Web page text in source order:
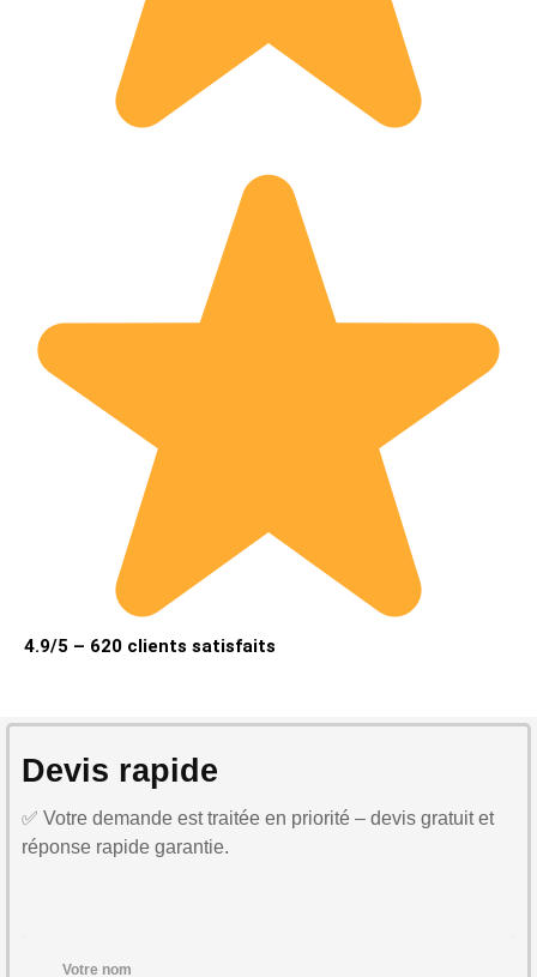
4.9/5 – 620 clients satisfaits
Devis rapide
✅ Votre demande est traitée en priorité – devis gratuit et
réponse rapide garantie.
Votre nom